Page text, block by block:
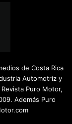
de Costa Rica
Automotriz y
Puro Motor,
Además Puro